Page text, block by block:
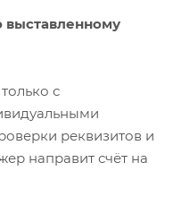
выставленному
с
реквизитов и
направит счёт на